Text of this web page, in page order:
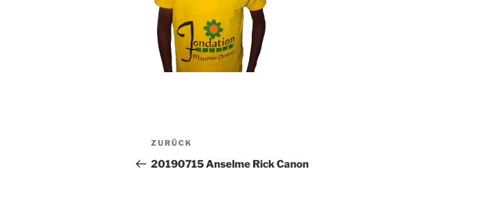
Beitragsnavigation
Vorheriger
Beitrag
ZURÜCK
20190715 Anselme Rick Canon